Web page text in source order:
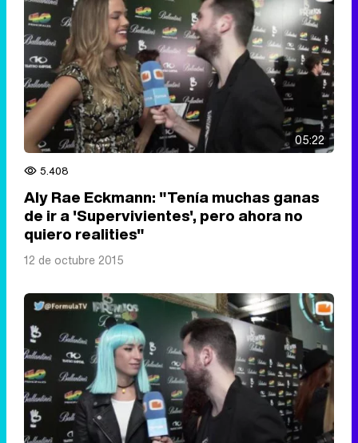
05:22
5.408
Aly Rae Eckmann: "Tenía muchas ganas
de ir a 'Supervivientes', pero ahora no
quiero realities"
12 de octubre 2015